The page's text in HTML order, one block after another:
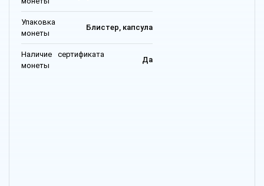
Упаковка
монеты
Блистер, капсула
Наличие сертификата
монеты
Да